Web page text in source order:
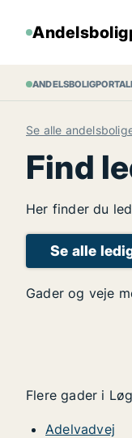
Se alle
Find
Her finder du
Se alle
Gader og veje
Flere gader i
Adelvadvej